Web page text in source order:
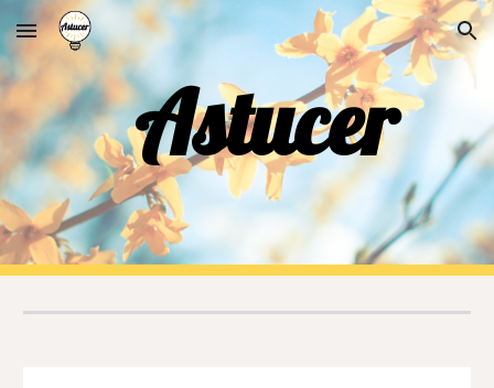
Skip to main content Skip to navigation
Astucer